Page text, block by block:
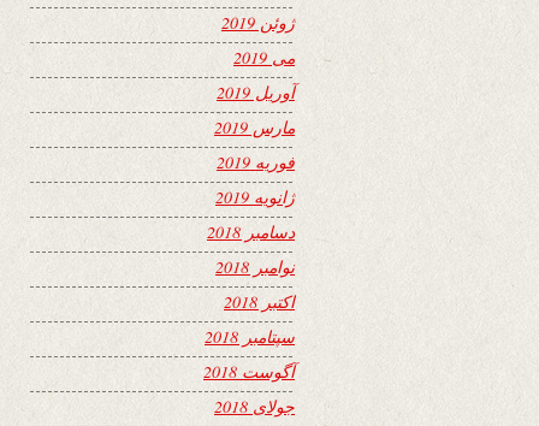
ژوئن 2019
می 2019
آوریل 2019
مارس 2019
فوریه 2019
ژانویه 2019
دسامبر 2018
نوامبر 2018
اکتبر 2018
سپتامبر 2018
آگوست 2018
جولای 2018